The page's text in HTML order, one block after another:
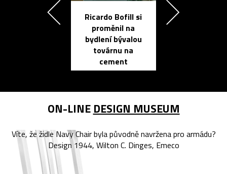
Ricardo Bofill si
proměnil na
bydlení bývalou
továrnu na
cement
ON-LINE DESIGN MUSEUM
Víte, že židle Navy Chair byla původně navržena pro armádu?
Design 1944, Wilton C. Dinges, Emeco